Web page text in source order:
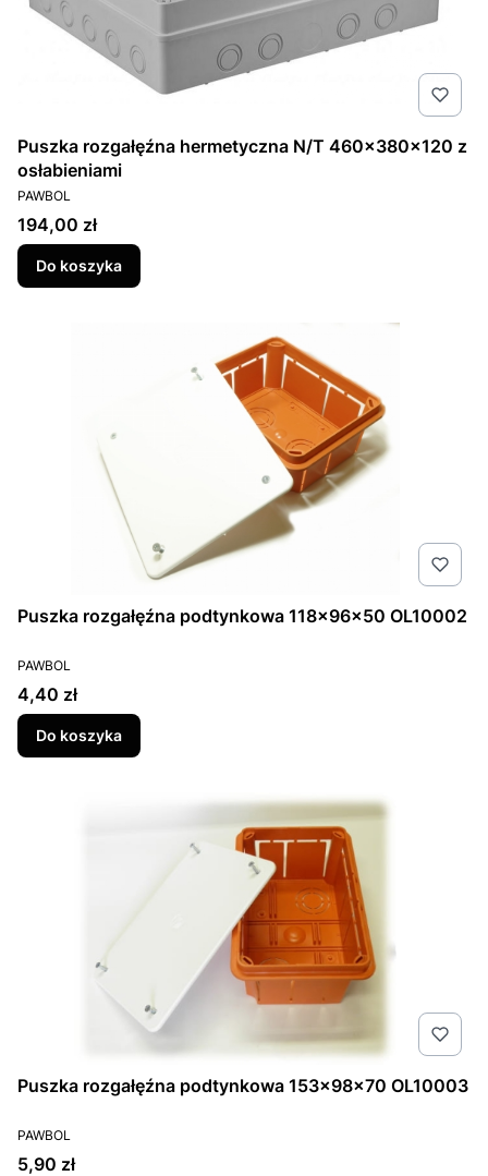
Puszka rozgałęźna hermetyczna N/T 460x380x120 z
osłabieniami
PRODUCENT
PAWBOL
Cena
194,00 zł
Do koszyka
Puszka rozgałęźna podtynkowa 118x96x50 OL10002
PRODUCENT
PAWBOL
Cena
4,40 zł
Do koszyka
Puszka rozgałęźna podtynkowa 153x98x70 OL10003
PRODUCENT
PAWBOL
Cena
5,90 zł